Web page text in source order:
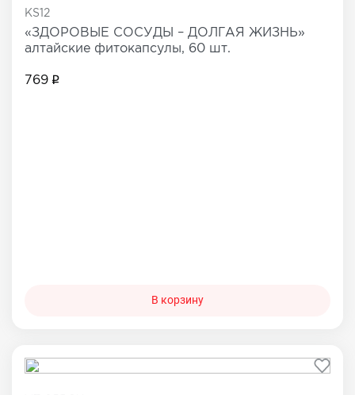
KS12
«ЗДОРОВЫЕ СОСУДЫ – ДОЛГАЯ ЖИЗНЬ»
алтайские фитокапсулы, 60 шт.
769
В корзину